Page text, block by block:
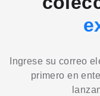
Ingrese su correo
primero en